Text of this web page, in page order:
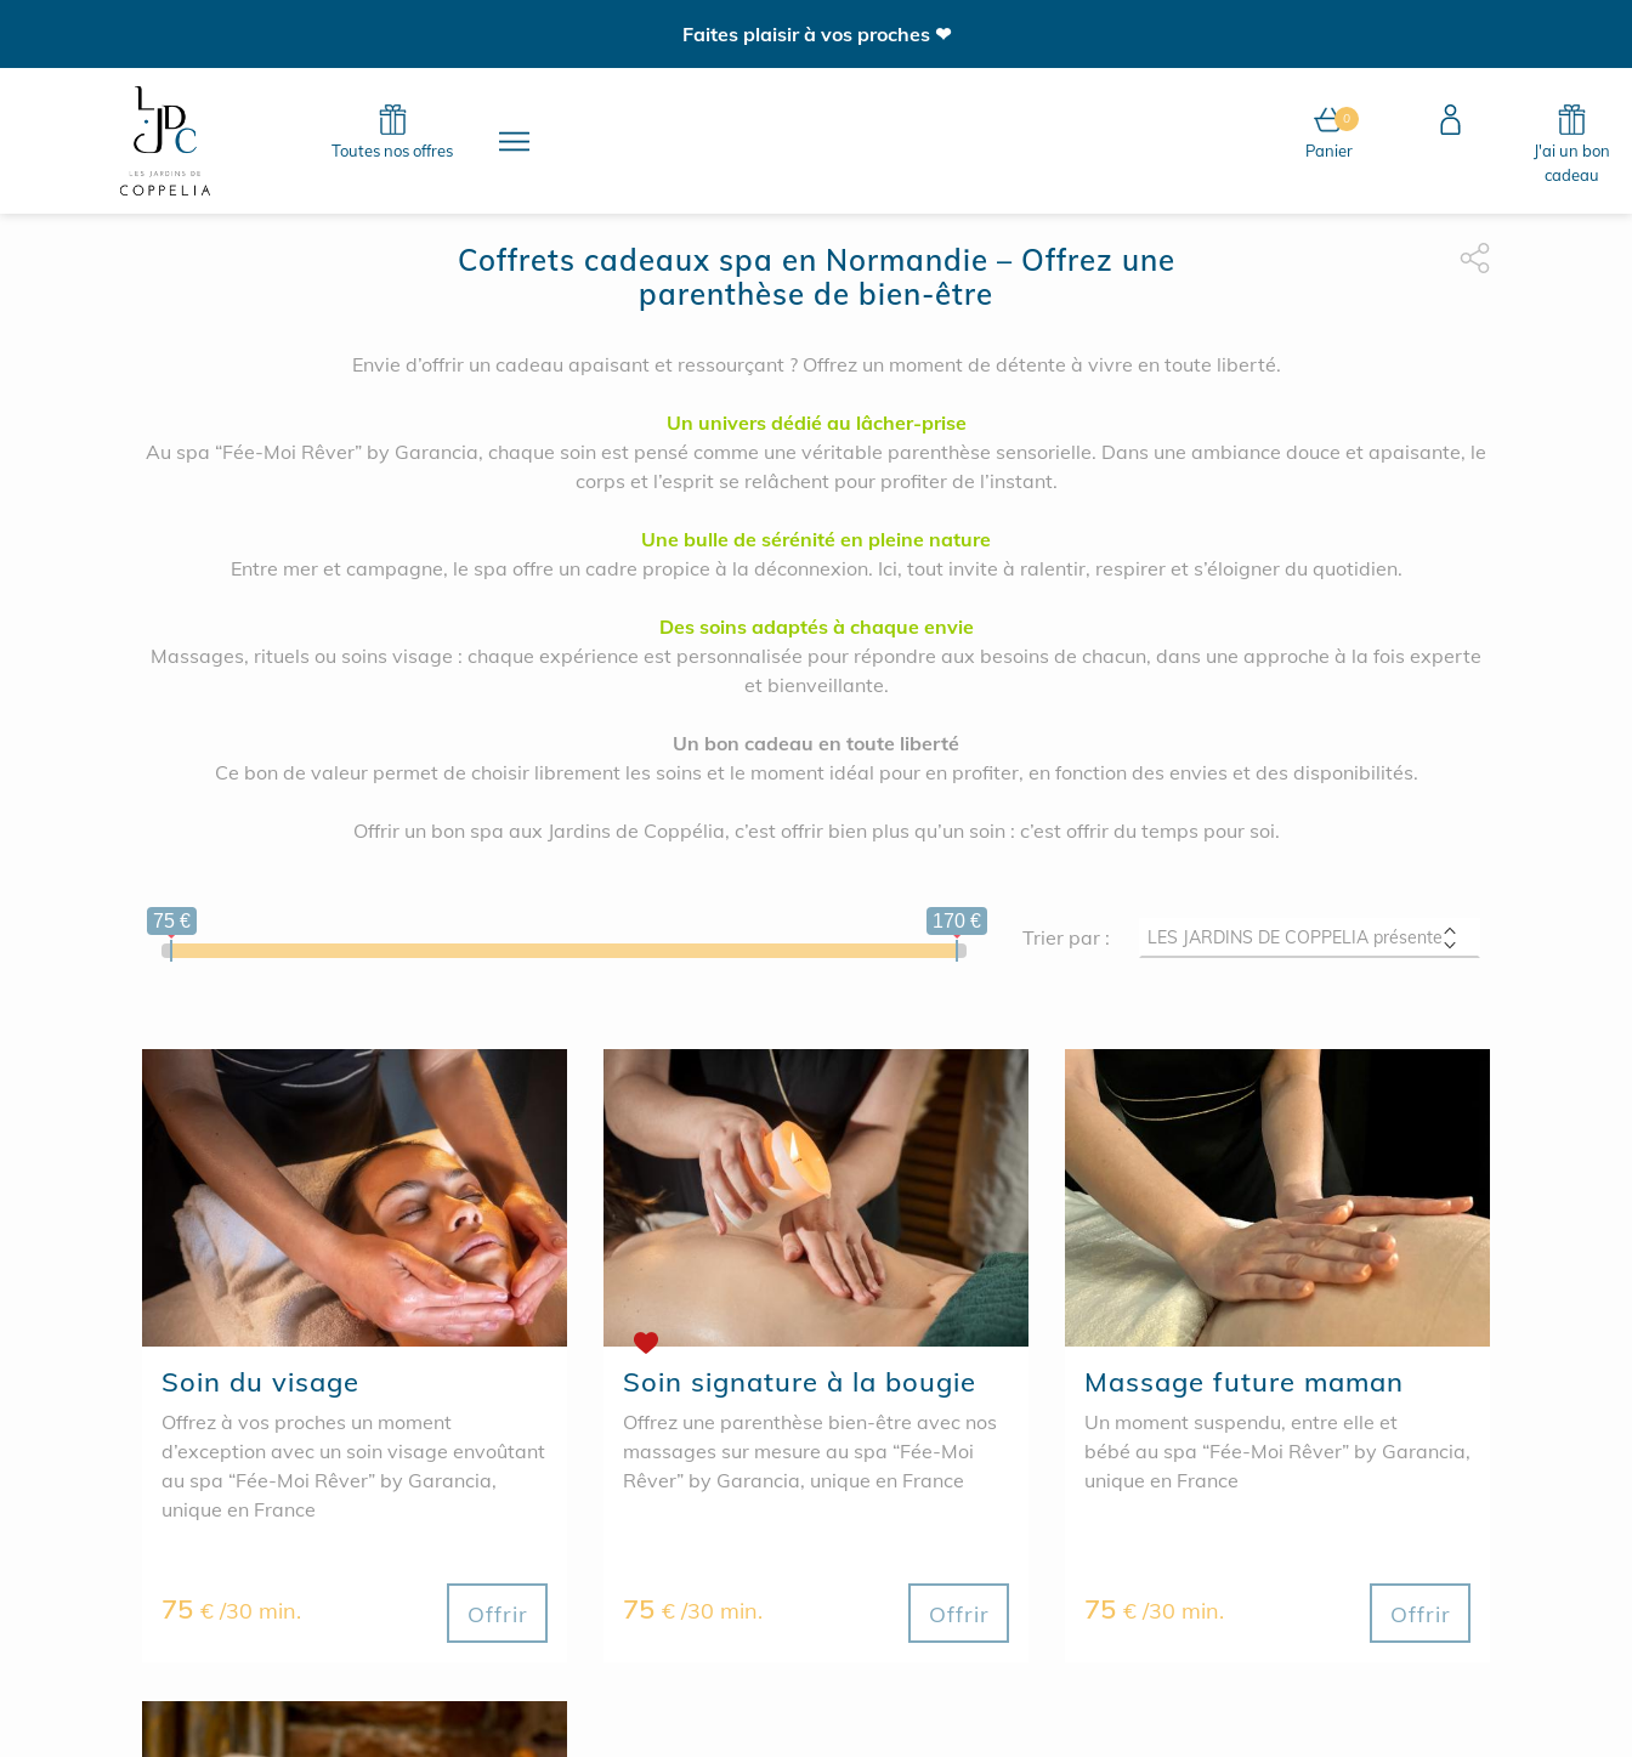
Faites plaisir à vos proches ❤
Toutes nos offres
0
Panier0 article au panier
J'ai un bon
cadeau
Coffrets cadeaux spa en Normandie – Offrez une
parenthèse de bien-être
Envie d’offrir un cadeau apaisant et ressourçant ? Offrez un moment de détente à vivre en toute liberté.
Un univers dédié au lâcher-prise
Au spa “Fée-Moi Rêver” by Garancia, chaque soin est pensé comme une véritable parenthèse sensorielle. Dans une ambiance douce et apaisante, le
corps et l’esprit se relâchent pour profiter de l’instant.
Une bulle de sérénité en pleine nature
Entre mer et campagne, le spa offre un cadre propice à la déconnexion. Ici, tout invite à ralentir, respirer et s’éloigner du quotidien.
Des soins adaptés à chaque envie
Massages, rituels ou soins visage : chaque expérience est personnalisée pour répondre aux besoins de chacun, dans une approche à la fois experte
et bienveillante.
Un bon cadeau en toute liberté
Ce bon de valeur permet de choisir librement les soins et le moment idéal pour en profiter, en fonction des envies et des disponibilités.
Offrir un bon spa aux Jardins de Coppélia, c’est offrir bien plus qu’un soin : c’est offrir du temps pour soi.
75 € 170 €
Trier par :
Soin du visage
Offrez à vos proches un moment
d’exception avec un soin visage envoûtant
au spa “Fée-Moi Rêver” by Garancia,
unique en France
75 € /30 min. Offrir
Soin signature à la bougie
Offrez une parenthèse bien-être avec nos
massages sur mesure au spa “Fée-Moi
Rêver” by Garancia, unique en France
75 € /30 min. Offrir
Massage future maman
Un moment suspendu, entre elle et
bébé au spa “Fée-Moi Rêver” by Garancia,
unique en France
75 € /30 min. Offrir